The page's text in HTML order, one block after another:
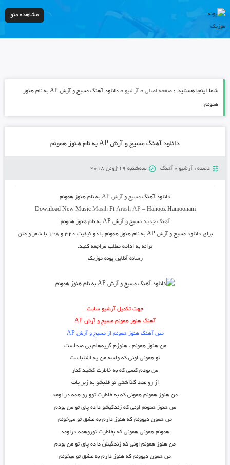
مشاهده منو
شما اینجا هستید : صفحه اصلی» آرشیو » دانلود آهنگ مسیح و آرش AP به نام هنوز
همونم
دانلود آهنگ مسیح و آرش AP به نام هنوز همونم
دسته : آرشیو » آهنگ سه‌شنبه 19 ژوئن 2018
دانلود آهنگ مسیحو آرش AP به نام هنوز همونم
Download New Music MasihFt Arash AP – Hanooz Hamoonam
آهنگ جدید مسیح و آرش AP به نام هنوز همونم
برای دانلود مسیح و آرش AP به نام هنوز همونم با دو کیفیت ۳۲۰ و ۱۲۸ با شعر و متن
ترانه به ادامه مطلب مراجعه کنید.
رسانه آنلاین پونه موزیک
جهت تکمیل آرشیو سایت
آهنگ هنوز همونم مسیح و آرش AP
متن آهنگ هنوز همونم از مسیح و آرش AP
من هنوز همونم ، هنوزم گریه‌هام بی صداست
تو همونی اونی که واسه من یه اشتباست
من بودم کسی که به خاطرت کشید کنار
از رو عمد گذاشتی تو قلبشو به زیر پات
من هنوز همونم همونی که به خاطرت توو رو همه در اومد
من هنوز همونم اونی که زندگیشو داده پای تو من بودم
من همون دیوونم که هنوز دارم به عشق تو می‌خونم
همونم همونی همونی که بِخاطرت توروهمه دراومد
من هنوز همونم اونی که زندگیشُ داده پای تو من بودم
من همون دیوونم که هنوز دارم به عشق تو میخونم